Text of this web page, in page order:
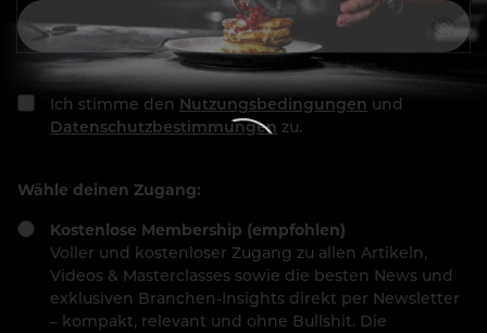
Ich stimme den Nutzungsbedingungen und
Datenschutzbestimmungen zu.
Wähle deinen Zugang:
Kostenlose Membership (empfohlen)
Voller und kostenloser Zugang zu allen Artikeln,
Videos & Masterclasses sowie die besten News und
exklusiven Branchen-Insights direkt per Newsletter
– kompakt, relevant und ohne Bullshit. Die